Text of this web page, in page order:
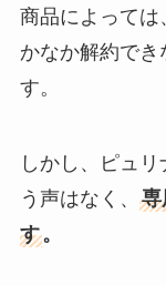
商品によっては
かなか解約でき
す。
しかし、ピュ
う声はなく、 専
す。